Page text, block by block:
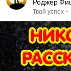
Роджер
Аудиокнига
Твой успех •